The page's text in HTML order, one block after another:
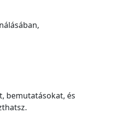
bemutatásokat, és